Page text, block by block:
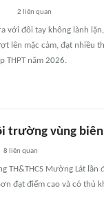
2 liên quan
với đôi tay không lành
lên mặc cảm, đạt nhiều
THPT năm 2026.
trường vùng
8 liên quan
TH&THCS Mường Lát
đạt điểm cao và có thủ